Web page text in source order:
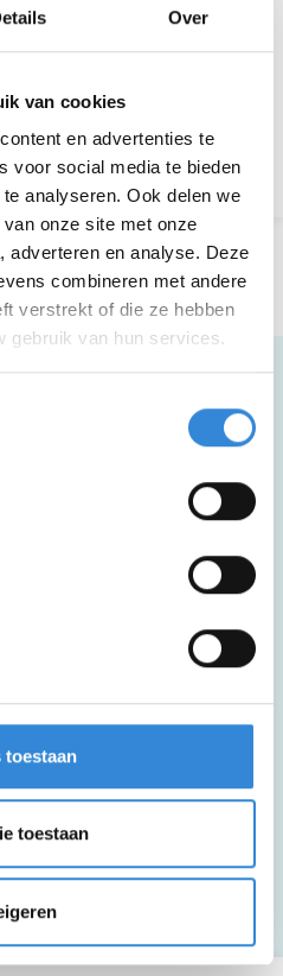
Over
van cookies
en advertenties te
voor social media te bieden
analyseren. Ook delen we
onze site met onze
adverteren en analyse. Deze
combineren met andere
verstrekt of die ze hebben
gebruik van hun services.
toestaan
toestaan
Leaflet| ©OpenStreetMapcontributors
is inclusief lunch en een
is inclusief begeleiding (6
begeleider).